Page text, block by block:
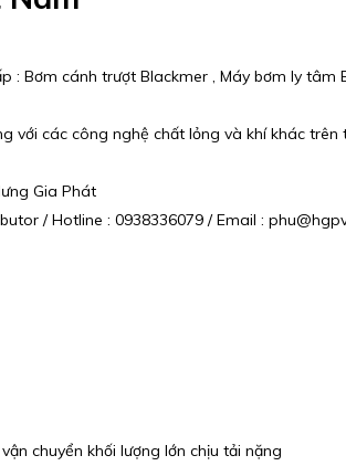
: Bơm cánh trượt Blackmer , Máy bơm ly
với các công nghệ chất lỏng và khí khác
Gia Phát
/ Hotline : 0938336079 / Email :
chuyển khối lượng lớn chịu tải nặng